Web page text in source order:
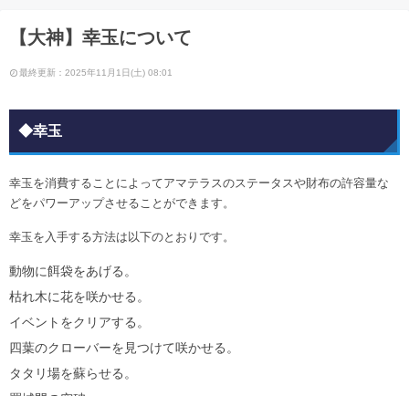
【大神】幸玉について
最終更新：2025年11月1日(土) 08:01
◆幸玉
幸玉を消費することによってアマテラスのステータスや財布の許容量な
どをパワーアップさせることができます。
幸玉を入手する方法は以下のとおりです。
動物に餌袋をあげる。
枯れ木に花を咲かせる。
イベントをクリアする。
四葉のクローバーを見つけて咲かせる。
タタリ場を蘇らせる。